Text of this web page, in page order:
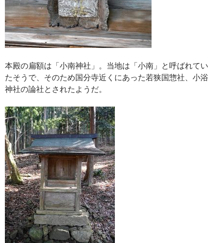
本殿の扁額は「小南神社」。当地は「小南」と呼ばれてい
たそうで、そのため国分寺近くにあった若狭国惣社、小浴
神社の論社とされたようだ。